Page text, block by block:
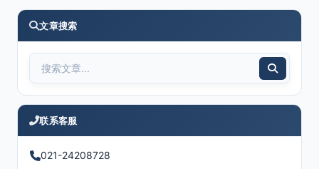
文章搜索
联系客服
021-24208728